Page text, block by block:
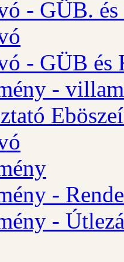
- GÜB.
- GÜB és
-
-
-